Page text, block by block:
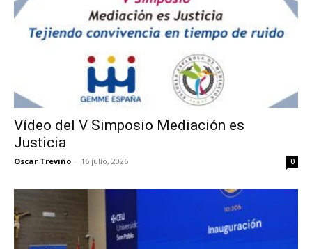
Vídeo del V Simposio Mediación es
Justicia
Oscar Treviño - 16 julio, 2026 0